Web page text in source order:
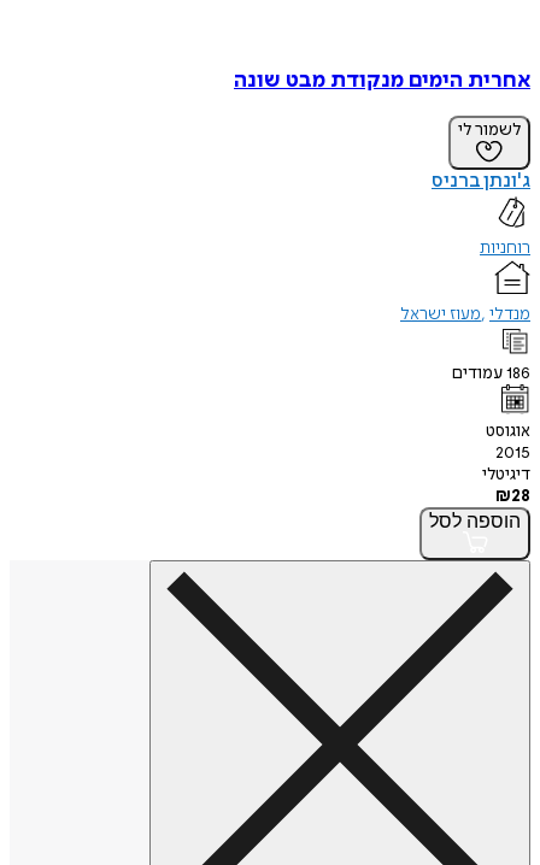
אחרית הימים מנקודת מבט שונה
לשמור לי
ג'ונתן ברניס
רוחניות
מנדלי מעוז ישראל
186עמודים
אוגוסט
2015
דיגיטלי
₪28
הוספה לסל